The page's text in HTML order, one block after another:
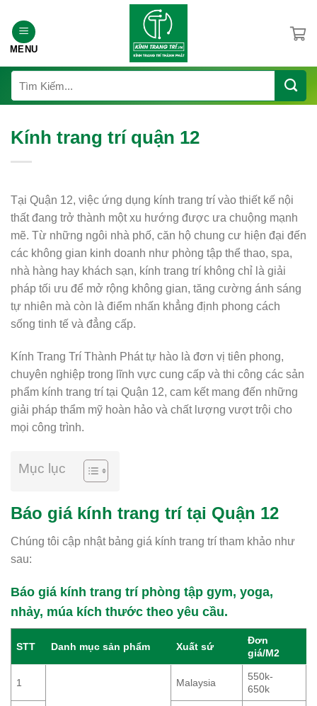
đến
nộiMENU
Tìm
kiếm:
Kính trang trí quận 12
Tại Quận 12, việc ứng dụng kính trang trí vào thiết kế nội
thất đang trở thành một xu hướng được ưa chuộng mạnh
mẽ. Từ những ngôi nhà phố, căn hộ chung cư hiện đại đến
các không gian kinh doanh như phòng tập thể thao, spa,
nhà hàng hay khách sạn, kính trang trí không chỉ là giải
pháp tối ưu để mở rộng không gian, tăng cường ánh sáng
tự nhiên mà còn là điểm nhấn khẳng định phong cách
sống tinh tế và đẳng cấp.
Kính Trang Trí Thành Phát tự hào là đơn vị tiên phong,
chuyên nghiệp trong lĩnh vực cung cấp và thi công các sản
phẩm kính trang trí tại Quận 12, cam kết mang đến những
giải pháp thẩm mỹ hoàn hảo và chất lượng vượt trội cho
mọi công trình.
Mục lục
Báo giá kính trang trí tại Quận 12
Chúng tôi cập nhật bảng giá kính trang trí tham khảo như
sau:
Báo giá kính trang trí phòng tập gym, yoga,
nhảy, múa kích thước theo yêu cầu.
STT Danh mục sản phẩm Xuất sứ
Đơn
giá/M2
1 Malaysia
550k-
650k